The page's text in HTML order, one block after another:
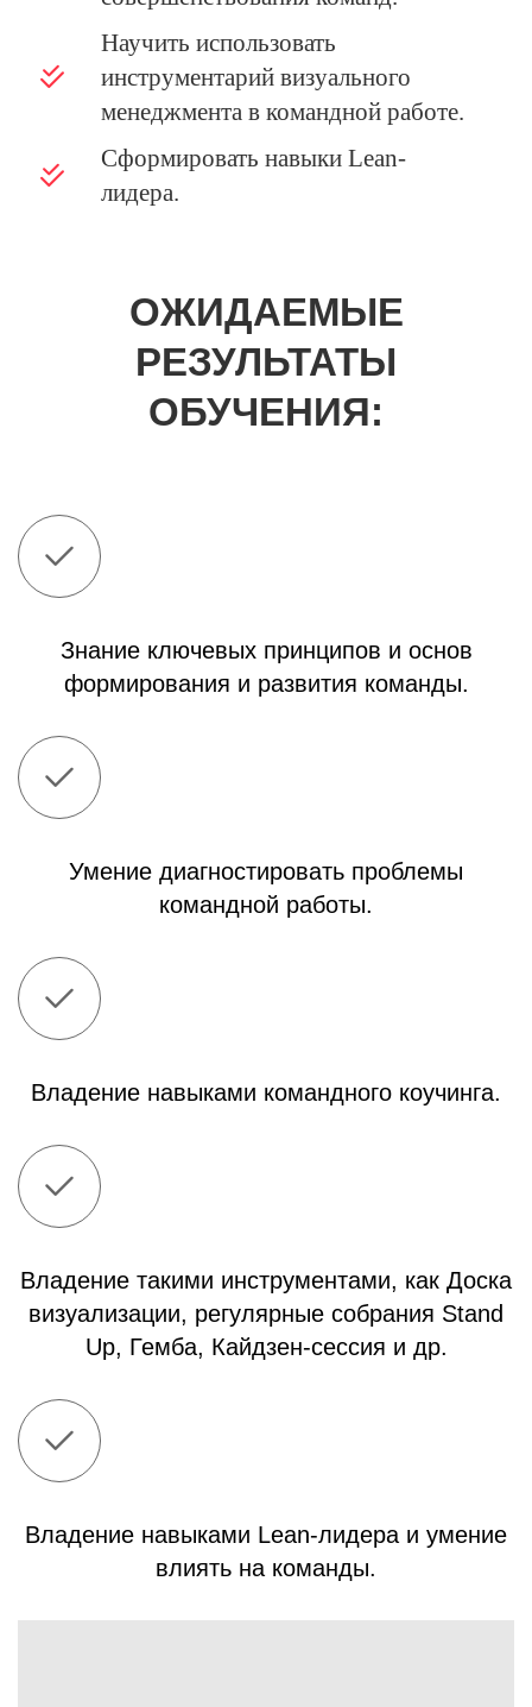
Научить использовать
инструментарий визуального
менеджмента в командной работе.
Сформировать навыки Lean-
лидера.
ОЖИДАЕМЫЕ
РЕЗУЛЬТАТЫ
ОБУЧЕНИЯ:
Знание ключевых принципов и основ
формирования и развития команды.
Умение диагностировать проблемы
командной работы.
Владение навыками командного коучинга.
Владение такими инструментами, как Доска
визуализации, регулярные собрания Stand
Up, Гемба, Кайдзен-сессия и др.
Владение навыками Lean-лидера и умение
влиять на команды.